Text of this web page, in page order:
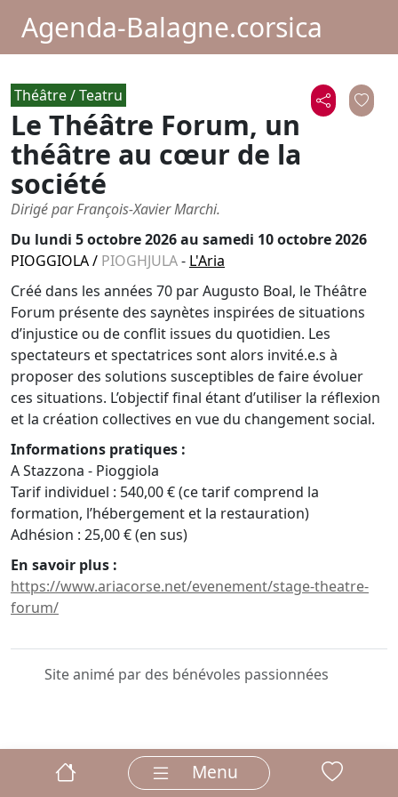
Agenda-Balagne.corsica
Théâtre / Teatru
Le Théâtre Forum, un
théâtre au cœur de la
société
Dirigé par François-Xavier Marchi.
Du lundi 5 octobre 2026au samedi 10 octobre 2026
PIOGGIOLA/ PIOGHJULA- L'Aria
Créé dans les années 70 par Augusto Boal, le Théâtre
Forum présente des saynètes inspirées de situations
d’injustice ou de conflit issues du quotidien. Les
spectateurs et spectatrices sont alors invité.e.s à
proposer des solutions susceptibles de faire évoluer
ces situations. L’objectif final étant d’utiliser la réflexion
et la création collectives en vue du changement social.
Informations pratiques :
A Stazzona - Pioggiola
Tarif individuel : 540,00 € (ce tarif comprend la
formation, l’hébergement et la restauration)
Adhésion : 25,00 € (en sus)
En savoir plus :
https://www.ariacorse.net/evenement/stage-theatre-
forum/
Site animé par des bénévoles passionnées
Menu